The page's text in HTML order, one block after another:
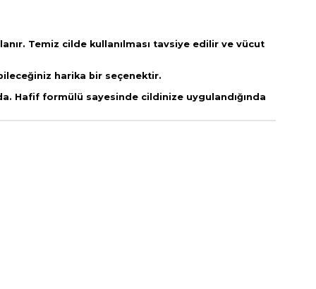
Temiz cilde kullanılması tavsiye edilir ve vücut
harika bir seçenektir.
Hafif formülü sayesinde cildinize uygulandığında